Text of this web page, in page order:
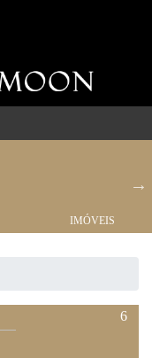
IMÓVEIS
6